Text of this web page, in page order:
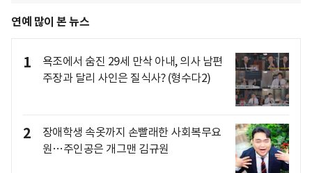
연예 많이 본 뉴스
1
욕조에서 숨진 29세 만삭 아내, 의사 남편
주장과 달리 사인은 질식사? (형수다2)
2
장애학생 속옷까지 손빨래한 사회복무요
원…주인공은 개그맨 김규원